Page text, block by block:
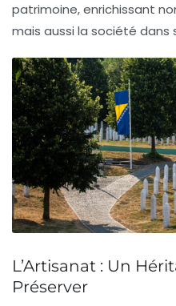
patrimoine, enrichissant
mais aussi la société dans
L’Artisanat : Un
Préserver